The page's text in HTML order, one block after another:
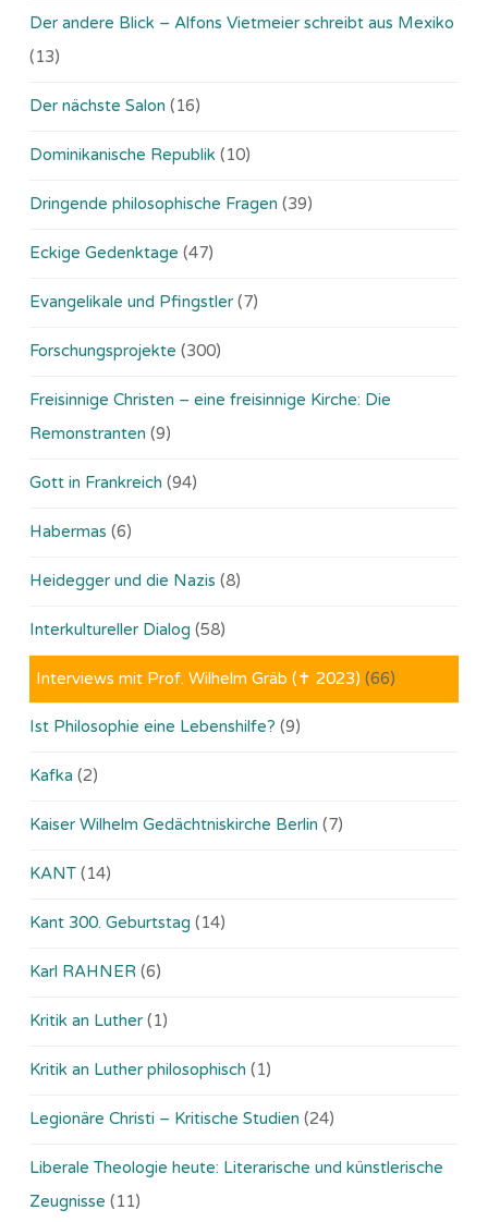
Der andere Blick – Alfons Vietmeier schreibt aus Mexiko
(13)
Der nächste Salon (16)
Dominikanische Republik (10)
Dringende philosophische Fragen (39)
Eckige Gedenktage (47)
Evangelikale und Pfingstler (7)
Forschungsprojekte (300)
Freisinnige Christen – eine freisinnige Kirche: Die
Remonstranten (9)
Gott in Frankreich (94)
Habermas (6)
Heidegger und die Nazis (8)
Interkultureller Dialog (58)
Interviews mit Prof. Wilhelm Gräb (✝ 2023) (66)
Ist Philosophie eine Lebenshilfe? (9)
Kafka (2)
Kaiser Wilhelm Gedächtniskirche Berlin (7)
KANT (14)
Kant 300. Geburtstag (14)
Karl RAHNER (6)
Kritik an Luther (1)
Kritik an Luther philosophisch (1)
Legionäre Christi – Kritische Studien (24)
Liberale Theologie heute: Literarische und künstlerische
Zeugnisse (11)